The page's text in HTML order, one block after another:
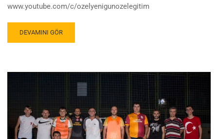
www.youtube.com/c/ozelyenigunozelegitim
DEVAMINI GÖR